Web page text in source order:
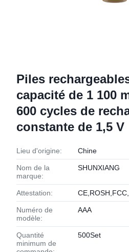
Piles
capacité de 1 100
600 cycles de
constante de 1,5 V
Lieu d'origine: Chine
Nom de la
marque:
SHUNXIANG
Attestation:
Numéro de
modèle:
AAA
Quantité
minimum de
500Set